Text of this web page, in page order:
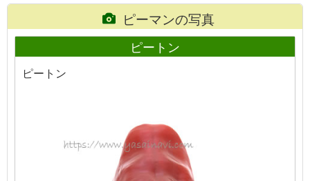
ピーマンの写真
ピートン
ピートン